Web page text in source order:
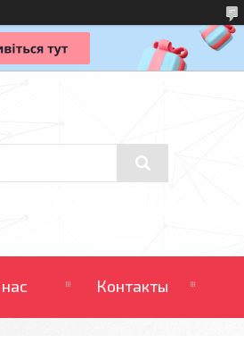
Контакты